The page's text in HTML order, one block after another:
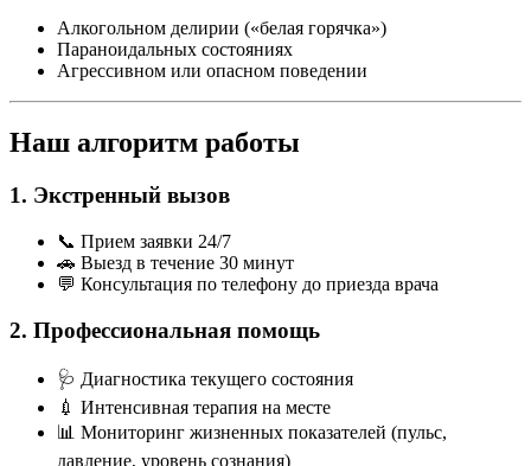
Алкогольном делирии («белая горячка»)
Параноидальных состояниях
Агрессивном или опасном поведении
Наш алгоритм работы
1. Экстренный вызов
📞 Прием заявки 24/7
🚗 Выезд в течение 30 минут
💬 Консультация по телефону до приезда врача
2. Профессиональная помощь
🩺 Диагностика текущего состояния
💉 Интенсивная терапия на месте
📊 Мониторинг жизненных показателей (пульс,
давление, уровень сознания)